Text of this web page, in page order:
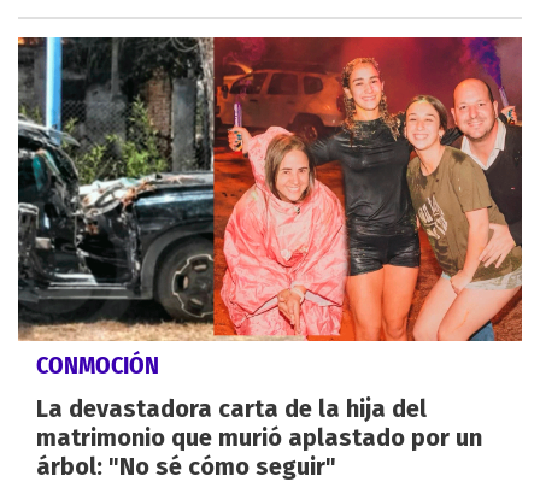
CONMOCIÓN
La devastadora carta de la hija del
matrimonio que murió aplastado por un
árbol: "No sé cómo seguir"